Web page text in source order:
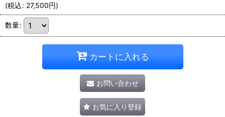
(税込: 27,500円)
数量:
カートに入れる
お問い合わせ
お気に入り登録